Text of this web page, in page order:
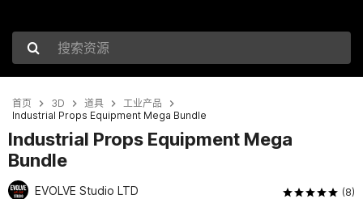
搜索资源
首页 3D 道具
工业产品
Industrial Props Equipment Mega Bundle
Industrial Props Equipment Mega
Bundle
EVOLVE Studio LTD (8)